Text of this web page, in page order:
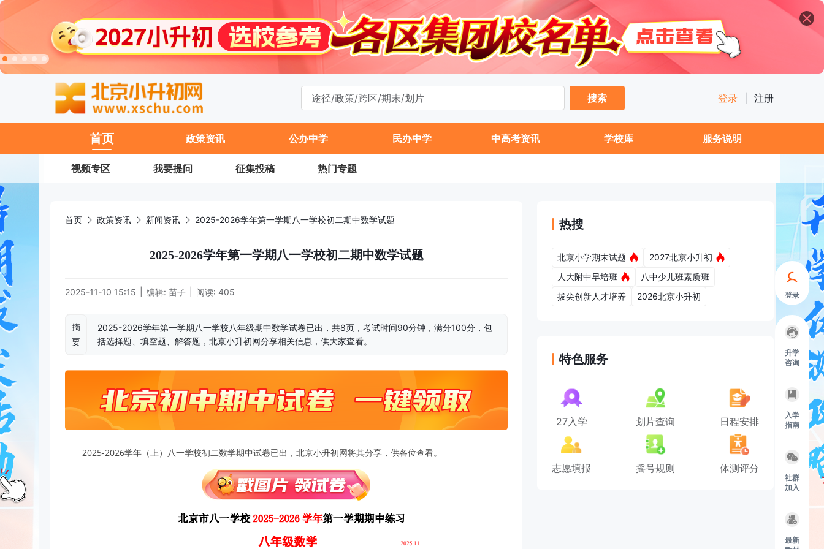
登录
升学
咨询
入学
指南
社群
加入
最新
搜索
登录 注册
首页 政策资讯 公办中学 民办中学 中高考资讯 学校库 服务说明
视频专区 我要提问 征集投稿 热门专题
首页 政策资讯 新闻资讯 2025-2026学年第一学期八一学校初二期中数学试题
2025-2026学年第一学期八一学校初二期中数学试题
2025-11-10 15:15 编辑: 苗子 阅读: 405
摘
要
2025-2026学年第一学期八一学校八年级期中数学试卷已出，共8页，考试时间90分钟，满分100分，包
括选择题、填空题、解答题，北京小升初网分享相关信息，供大家查看。
2025-2026学年（上）八一学校初二数学期中试卷已出，北京小升初网将其分享，供各位查看。
热搜
北京小学期末试题
2027北京小升初
人大附中早培班
八中少儿班素质班
拔尖创新人才培养
2026北京小升初
特色服务
27入学 划片查询 日程安排
志愿填报 摇号规则 体测评分